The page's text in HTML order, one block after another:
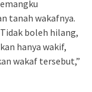
tanah wakafnya.
boleh hilang,
hanya wakif,
wakaf tersebut,”